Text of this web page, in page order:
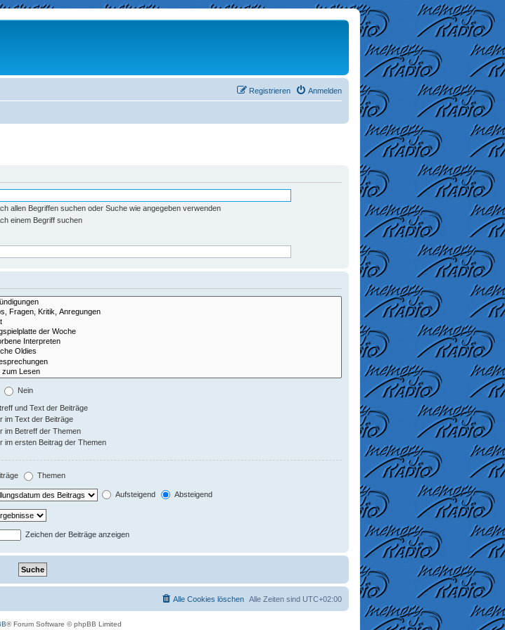
Anmelden
Registrieren
allen Begriffen suchen oder Suche wie angegeben verwenden
einem Begriff suchen
Nein
und Text der Beiträge
im Text der Beiträge
im Betreff der Themen
im ersten Beitrag der Themen
Themen
Aufsteigend Absteigend
Zeichen der Beiträge anzeigen
Alle Zeiten sind UTC+02:00
Alle Cookies löschen
® Forum Software © phpBB Limited